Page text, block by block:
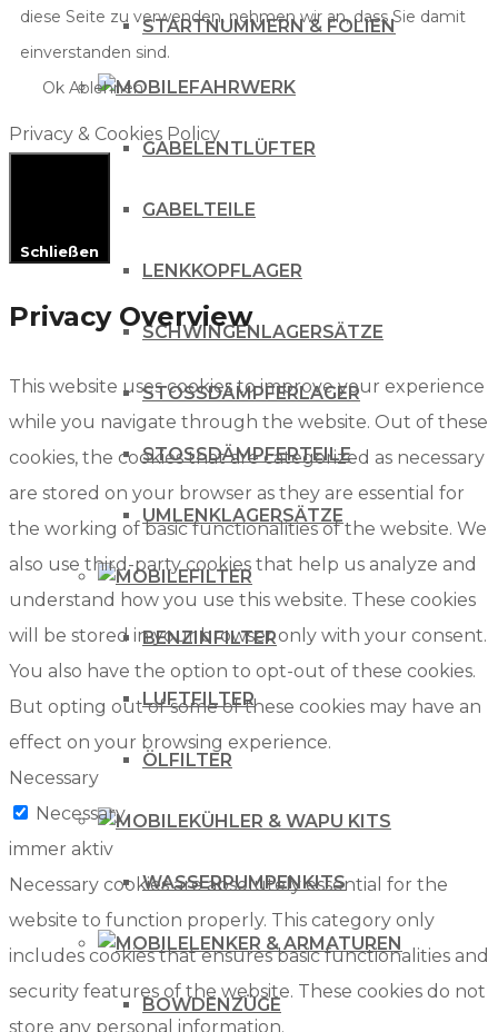
STARTNUMMERN & FOLIEN
FAHRWERK
GABELENTLÜFTER
GABELTEILE
LENKKOPFLAGER
SCHWINGENLAGERSÄTZE
STOSSDÄMPFERLAGER
STOSSDÄMPFERTEILE
UMLENKLAGERSÄTZE
FILTER
BENZINFILTER
LUFTFILTER
ÖLFILTER
KÜHLER & WAPU KITS
WASSERPUMPENKITS
LENKER & ARMATUREN
BOWDENZÜGE
diese Seite zu verwenden, nehmen wir an, dass Sie damit
einverstanden sind.
Ok Ablehnen
Privacy & Cookies Policy
Schließen
Privacy Overview
This website uses cookies to improve your experience
while you navigate through the website. Out of these
cookies, the cookies that are categorized as necessary
are stored on your browser as they are essential for
the working of basic functionalities of the website. We
also use third-party cookies that help us analyze and
understand how you use this website. These cookies
will be stored in your browser only with your consent.
You also have the option to opt-out of these cookies.
But opting out of some of these cookies may have an
effect on your browsing experience.
Necessary
Necessary
immer aktiv
Necessary cookies are absolutely essential for the
website to function properly. This category only
includes cookies that ensures basic functionalities and
security features of the website. These cookies do not
store any personal information.